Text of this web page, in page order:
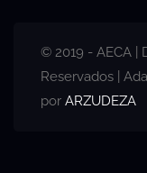
© 2019 - AECA |
Reservados |
por ARZUDEZA